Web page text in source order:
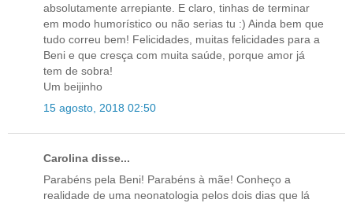
absolutamente arrepiante. E claro, tinhas de terminar
em modo humorístico ou não serias tu :) Ainda bem que
tudo correu bem! Felicidades, muitas felicidades para a
Beni e que cresça com muita saúde, porque amor já
tem de sobra!
Um beijinho
15 agosto, 2018 02:50
Carolina disse...
Parabéns pela Beni! Parabéns à mãe! Conheço a
realidade de uma neonatologia pelos dois dias que lá